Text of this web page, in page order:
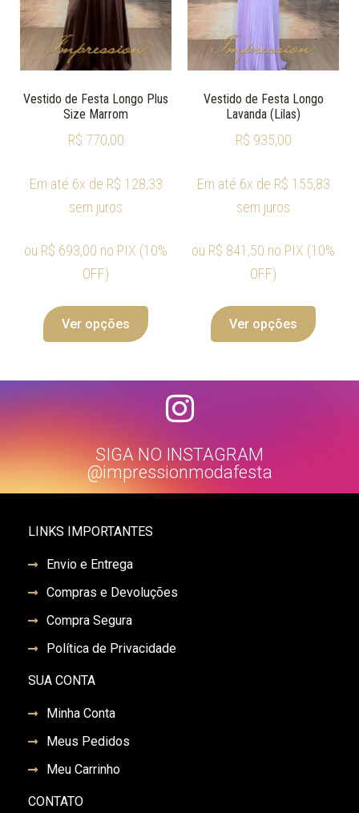
Vestido de Festa Longo Plus
Size Marrom
R$ 770,00
Em até 6x de R$ 128,33
sem juros
ou R$ 693,00 no PIX (10%
OFF)
Ver opções
Vestido de Festa Longo
Lavanda (Lilas)
R$ 935,00
Em até 6x de R$ 155,83
sem juros
ou R$ 841,50 no PIX (10%
OFF)
Ver opções
SIGA NO INSTAGRAM
@impressionmodafesta
LINKS IMPORTANTES
Envio e Entrega
Compras e Devoluções
Compra Segura
Política de Privacidade
SUA CONTA
Minha Conta
Meus Pedidos
Meu Carrinho
CONTATO